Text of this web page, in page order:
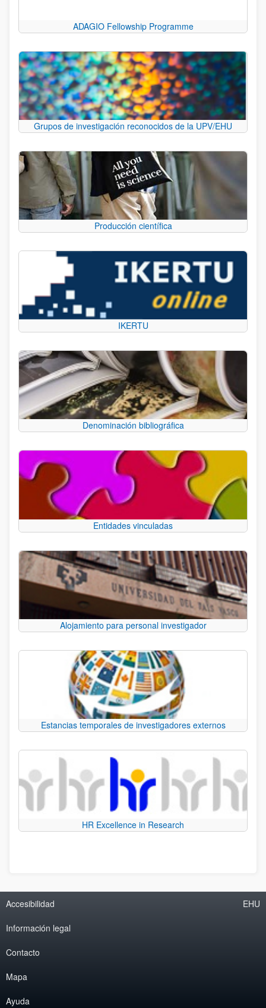
ADAGIO Fellowship Programme
Grupos de investigación reconocidos de la UPV/EHU
Producción científica
IKERTU
Denominación bibliográfica
Entidades vinculadas
Alojamiento para personal investigador
Estancias temporales de investigadores externos
HR Excellence in Research
Accesibilidad
Información legal
Contacto
Mapa
Ayuda
EHU